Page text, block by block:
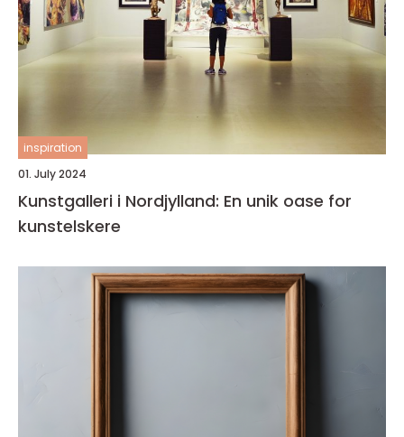
inspiration
01. July 2024
Kunstgalleri i Nordjylland: En unik oase for
kunstelskere